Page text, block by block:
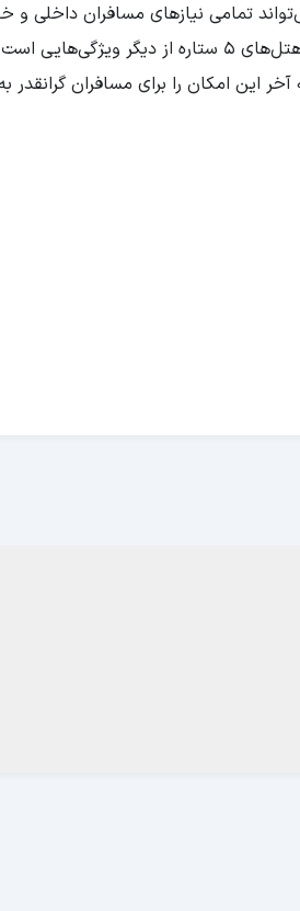
معتبر و بزرگ می‌تواند تمامی نیازهای مسافران
با بهترین خدمات و رزرو هتل‌های 5 ستاره از
این امکان را برای مسافران گرانقدر